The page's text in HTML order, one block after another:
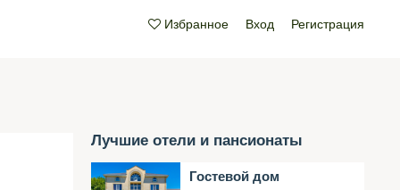
Избранное Вход Регистрация
Лучшие отели и пансионаты
Гостевой дом